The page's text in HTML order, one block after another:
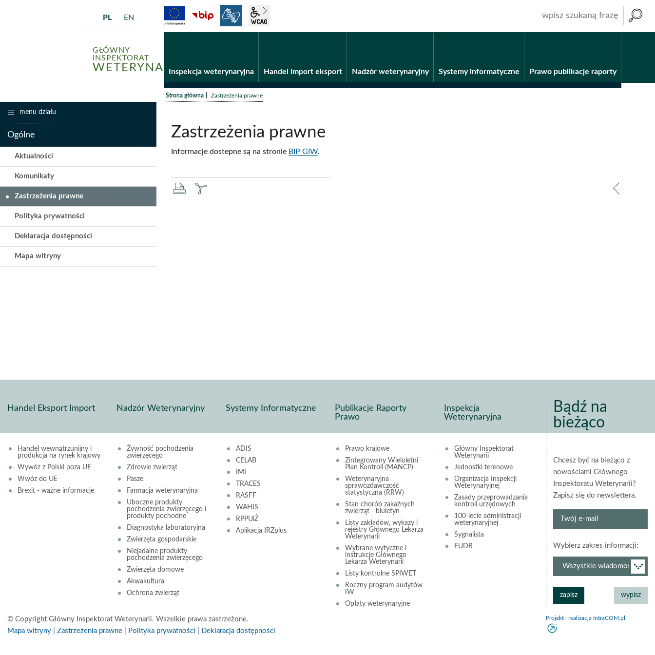
GŁÓWNY
INSPEKTORAT
WETERYNARII
PL EN Fundusze unijne
BiP
Inspekcja weterynaryjna Handel import eksport Nadzór weterynaryjny Systemy informatyczne Prawo publikacje raporty
Strona główna /Zastrzeżenia prawne
Zastrzeżenia prawne
Informacje dostepne są na stronie BIP GIW.
drukujzapisz
menu działu
Ogólne
Aktualności
Komunikaty
Zastrzeżenia prawne
Polityka prywatności
Deklaracja dostępności
Mapa witryny
Handel Eksport Import
Handel wewnątrzunijny i
produkcja na rynek krajowy
Wywóz z Polski poza UE
Wwóz do UE
Brexit - ważne informacje
Nadzór Weterynaryjny
Żywność pochodzenia
zwierzęcego
Zdrowie zwierząt
Pasze
Farmacja weterynaryjna
Uboczne produkty
pochodzenia zwierzęcego i
produkty pochodne
Diagnostyka laboratoryjna
Zwierzęta gospodarskie
Niejadalne produkty
pochodzenia zwierzęcego
Zwierzęta domowe
Akwakultura
Ochrona zwierząt
Systemy Informatyczne
ADIS
CELAB
IMI
TRACES
RASFF
WAHIS
RPPUiŻ
Aplikacja IRZplus
Publikacje Raporty
Prawo
Prawo krajowe
Zintegrowany Wieloletni
Plan Kontroli (MANCP)
Weterynaryjna
sprawozdawczość
statystyczna (RRW)
Stan chorób zakaźnych
zwierząt - biuletyn
Listy zakładów, wykazy i
rejestry Głównego Lekarza
Weterynarii
Wybrane wytyczne i
instrukcje Głównego
Lekarza Weterynarii
Listy kontrolne SPIWET
Roczny program audytów
IW
Opłaty weterynaryjne
Inspekcja
Weterynaryjna
Główny Inspektorat
Weterynarii
Jednostki terenowe
Organizacja Inspekcji
Weterynaryjnej
Zasady przeprowadzania
kontroli urzędowych
100-lecie administracji
weterynaryjnej
Sygnalista
EUDR
Bądź na
bieżąco
Chcesz być na bieżąco z
nowościami Głównego
Inspektoratu Weterynarii?
Zapisz się do newslettera.
Twój
Wybierz zakres informacji:
© Copyright Główny Inspektorat Weterynarii. Wszelkie prawa zastrzeżone.
Mapa witryny
Zastrzeżenia prawne Polityka prywatności Deklaracja dostępności
Projekt i realizacja IntraCOM.pl